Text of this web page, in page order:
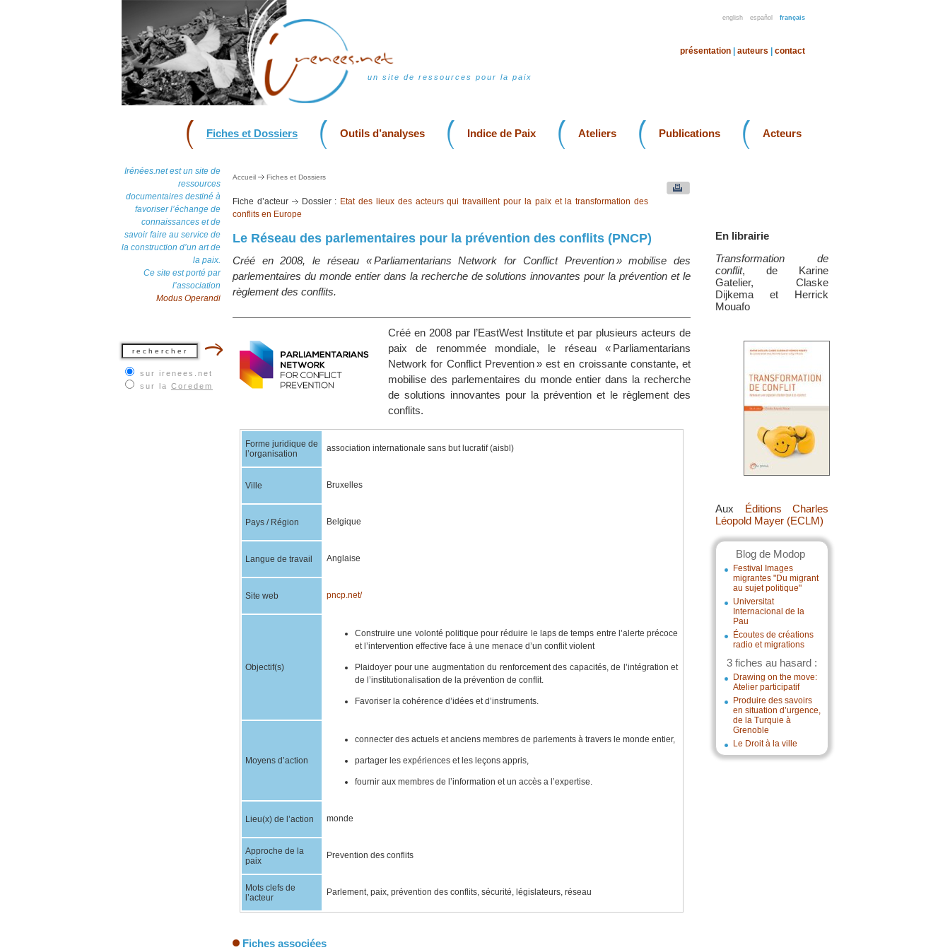
english español français
un site de ressources pour la paix
présentation auteurs contact
Fiches et Dossiers Outils d’analyses Indice de Paix Ateliers Publications Acteurs
Irénées.net est un site de
ressources
documentaires destiné à
favoriser l’échange de
connaissances et de
savoir faire au service de
la construction d’un art de
la paix.
Ce site est porté par
l’association
Modus Operandi
sur irenees.net
sur la Coredem
En librairie
Transformation de
conflit, de Karine
Gatelier, Claske
Dijkema et Herrick
Mouafo
Aux Éditions Charles
Léopold Mayer (ECLM)
Blog de Modop
Festival Images
migrantes "Du migrant
au sujet politique"
Universitat
Internacional de la
Pau
Écoutes de créations
radio et migrations
3 fiches au hasard :
Drawing on the move:
Atelier participatif
Produire des savoirs
en situation d’urgence,
de la Turquie à
Grenoble
Le Droit à la ville
Accueil Fiches et Dossiers
Fiche d’acteur Dossier : Etat des lieux des acteurs qui travaillent pour la paix et la transformation des
conflits en Europe
Le Réseau des parlementaires pour la prévention des conflits (PNCP)
Créé en 2008, le réseau « Parliamentarians Network for Conflict Prevention » mobilise des
parlementaires du monde entier dans la recherche de solutions innovantes pour la prévention et le
règlement des conflits.
Créé en 2008 par l’EastWest Institute et par plusieurs acteurs de
paix de renommée mondiale, le réseau « Parliamentarians
Network for Conflict Prevention » est en croissante constante, et
mobilise des parlementaires du monde entier dans la recherche
de solutions innovantes pour la prévention et le règlement des
conflits.
Forme juridique de
l’organisation
association internationale sans but lucratif (aisbl)
Ville Bruxelles
Pays / Région Belgique
Langue de travail Anglaise
Site web pncp.net/
Objectif(s)
Construire une volonté politique pour réduire le laps de temps entre l’alerte précoce
et l’intervention effective face à une menace d’un conflit violent
Plaidoyer pour une augmentation du renforcement des capacités, de l’intégration et
de l’institutionalisation de la prévention de conflit.
Favoriser la cohérence d’idées et d’instruments.
Moyens d’action
connecter des actuels et anciens membres de parlements à travers le monde entier,
partager les expériences et les leçons appris,
fournir aux membres de l’information et un accès a l’expertise.
Lieu(x) de l’action monde
Approche de la
paix
Prevention des conflits
Mots clefs de
l’acteur
Parlement, paix, prévention des conflits, sécurité, législateurs, réseau
Fiches associées